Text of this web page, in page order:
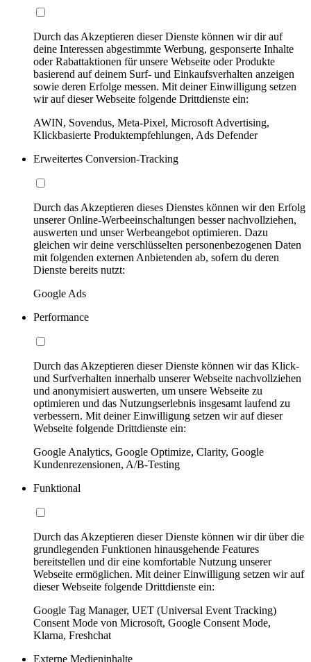
Durch das Akzeptieren dieser Dienste können wir dir auf
deine Interessen abgestimmte Werbung, gesponserte Inhalte
oder Rabattaktionen für unsere Webseite oder Produkte
basierend auf deinem Surf- und Einkaufsverhalten anzeigen
sowie deren Erfolge messen. Mit deiner Einwilligung setzen
wir auf dieser Webseite folgende Drittdienste ein:
AWIN, Sovendus, Meta-Pixel, Microsoft Advertising,
Klickbasierte Produktempfehlungen, Ads Defender
Erweitertes Conversion-Tracking
Durch das Akzeptieren dieses Dienstes können wir den Erfolg
unserer Online-Werbeeinschaltungen besser nachvollziehen,
auswerten und unser Werbeangebot optimieren. Dazu
gleichen wir deine verschlüsselten personenbezogenen Daten
mit folgenden externen Anbietenden ab, sofern du deren
Dienste bereits nutzt:
Google Ads
Performance
Durch das Akzeptieren dieser Dienste können wir das Klick-
und Surfverhalten innerhalb unserer Webseite nachvollziehen
und anonymisiert auswerten, um unsere Webseite zu
optimieren und das Nutzungserlebnis insgesamt laufend zu
verbessern. Mit deiner Einwilligung setzen wir auf dieser
Webseite folgende Drittdienste ein:
Google Analytics, Google Optimize, Clarity, Google
Kundenrezensionen, A/B-Testing
Funktional
Durch das Akzeptieren dieser Dienste können wir dir über die
grundlegenden Funktionen hinausgehende Features
bereitstellen und dir eine komfortable Nutzung unserer
Webseite ermöglichen. Mit deiner Einwilligung setzen wir auf
dieser Webseite folgende Drittdienste ein:
Google Tag Manager, UET (Universal Event Tracking)
Consent Mode von Microsoft, Google Consent Mode,
Klarna, Freshchat
Externe Medieninhalte